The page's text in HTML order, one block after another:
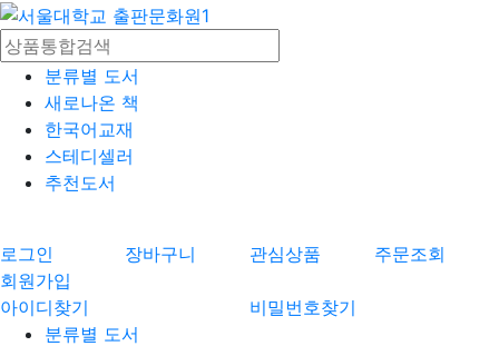
분류별 도서
새로나온 책
한국어교재
스테디셀러
추천도서
로그인 장바구니 관심상품
주문조회
회원가입
아이디찾기
비밀번호찾기
분류별 도서